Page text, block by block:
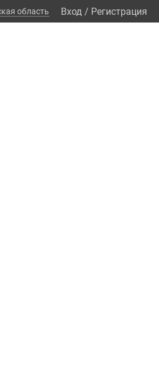
область Вход / Регистрация